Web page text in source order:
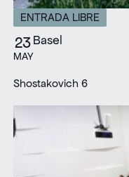
ENTRADA LIBRE
23
MAY
Basel
Shostakovich 6